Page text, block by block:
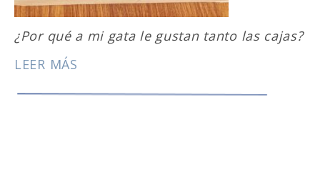
¿Por qué a mi gata le gustan tanto las cajas?
LEER MÁS